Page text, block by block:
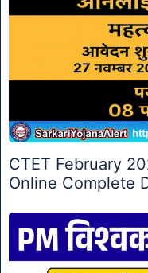
CTET February
Online Complete